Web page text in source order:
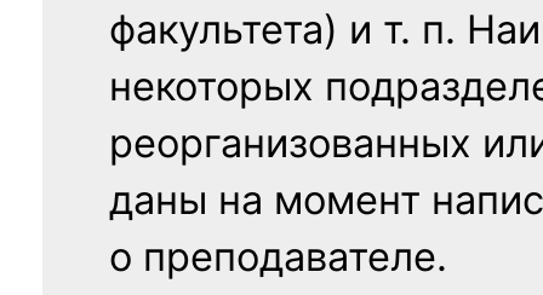
факультета) и т. п.
некоторых
реорганизованных
даны на момент
о преподавателе.